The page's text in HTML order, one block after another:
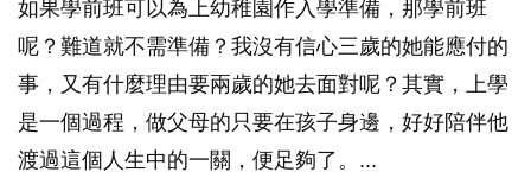
如果學前班可以為上幼稚園作入學準備，那學前班
呢？難道就不需準備？我沒有信心三歲的她能應付的
事，又有什麼理由要兩歲的她去面對呢？其實，上學
是一個過程，做父母的只要在孩子身邊，好好陪伴他
渡過這個人生中的一關，便足夠了。...